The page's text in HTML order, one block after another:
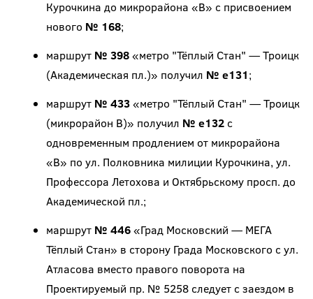
Курочкина до микрорайона «В» с присвоением
нового № 168;
маршрут № 398«метро "Тёплый Стан" — Троицк
(Академическая пл.)» получил № е131;
маршрут № 433«метро "Тёплый Стан" — Троицк
(микрорайон В)» получил № е132с
одновременным продлением от микрорайона
«В» по ул. Полковника милиции Курочкина, ул.
Профессора Летохова и Октябрьскому просп. до
Академической пл.;
маршрут № 446«Град Московский — МЕГА
Тёплый Стан» в сторону Града Московского с ул.
Атласова вместо правого поворота на
Проектируемый пр. № 5258 следует с заездом в